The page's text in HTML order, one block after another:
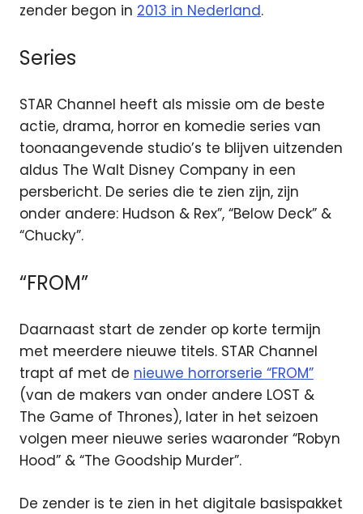
zender begon in 2013 in Nederland.
Series
STAR Channel heeft als missie om de beste
actie, drama, horror en komedie series van
toonaangevende studio’s te blijven uitzenden
aldus The Walt Disney Company in een
persbericht. De series die te zien zijn, zijn
onder andere: Hudson & Rex”, “Below Deck” &
“Chucky”.
“FROM”
Daarnaast start de zender op korte termijn
met meerdere nieuwe titels. STAR Channel
trapt af met de nieuwe horrorserie “FROM”
(van de makers van onder andere LOST &
The Game of Thrones), later in het seizoen
volgen meer nieuwe series waaronder “Robyn
Hood” & “The Goodship Murder”.
De zender is te zien in het digitale basispakket